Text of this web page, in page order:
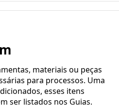
materiais ou peças
para processos. Uma
esses itens
ser listados nos Guias.